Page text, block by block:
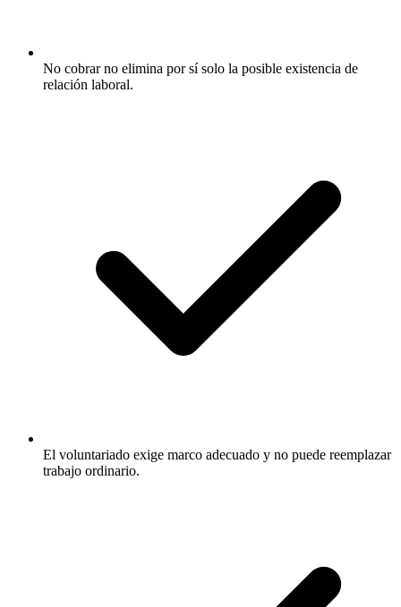
No cobrar no elimina por sí solo la posible existencia de
relación laboral.
El voluntariado exige marco adecuado y no puede reemplazar
trabajo ordinario.